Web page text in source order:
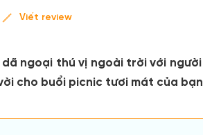
Viết review
dã ngoại thú vị ngoài trời với
cho buổi picnic tươi mát của